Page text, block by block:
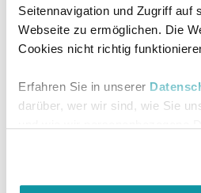
Seitennavigation und Zugriff auf
Webseite zu ermöglichen. Die
Cookies nicht richtig
Erfahren Sie in unserer
darüber, wer wir sind, wie Sie